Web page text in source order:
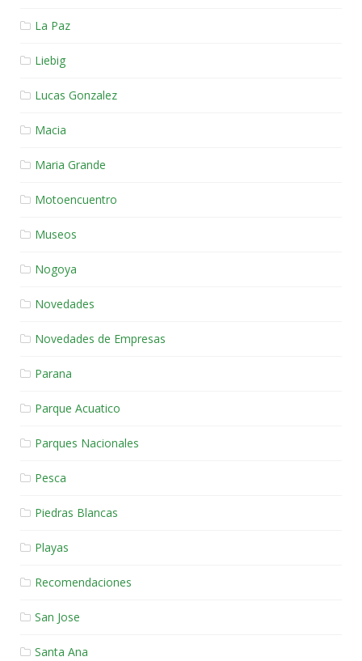
La Paz
Liebig
Lucas Gonzalez
Macia
Maria Grande
Motoencuentro
Museos
Nogoya
Novedades
Novedades de Empresas
Parana
Parque Acuatico
Parques Nacionales
Pesca
Piedras Blancas
Playas
Recomendaciones
San Jose
Santa Ana